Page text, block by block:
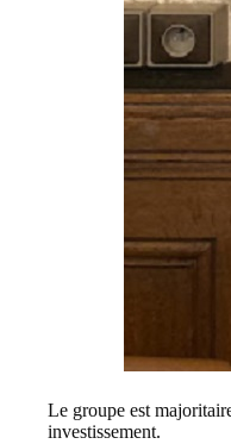
Le groupe est
investissement.